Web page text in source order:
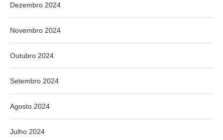
Dezembro 2024
Novembro 2024
Outubro 2024
Setembro 2024
Agosto 2024
Julho 2024